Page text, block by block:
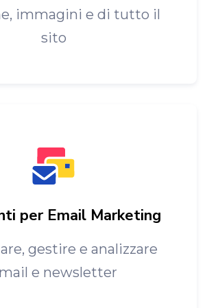
immagini e di tutto il
sito
per Email Marketing
gestire e analizzare
e newsletter